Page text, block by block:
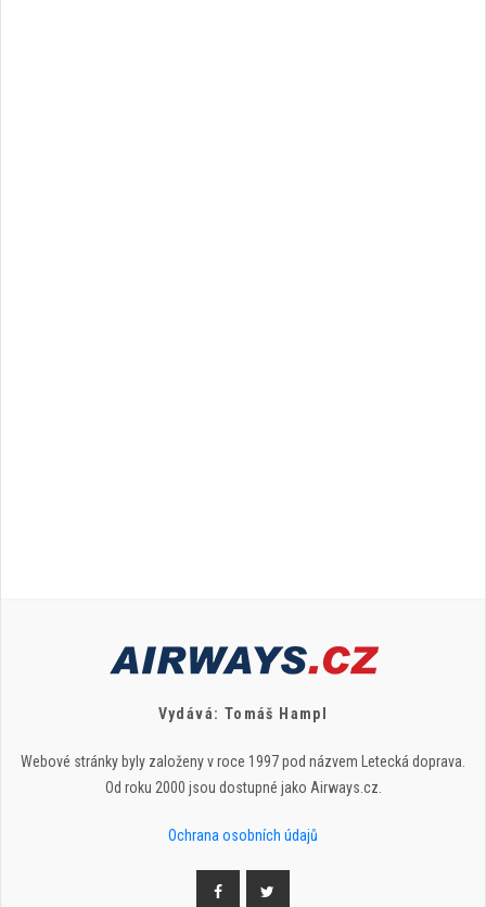
Vydává: Tomáš Hampl
Webové stránky byly založeny v roce 1997 pod názvem Letecká doprava.
Od roku 2000 jsou dostupné jako Airways.cz.
Ochrana osobních údajů